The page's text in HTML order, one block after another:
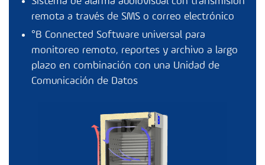
remota a través de SMS o correo electrónico
°B Connected Software universal para
monitoreo remoto, reportes y archivo a largo
plazo en combinación con una Unidad de
Comunicación de Datos